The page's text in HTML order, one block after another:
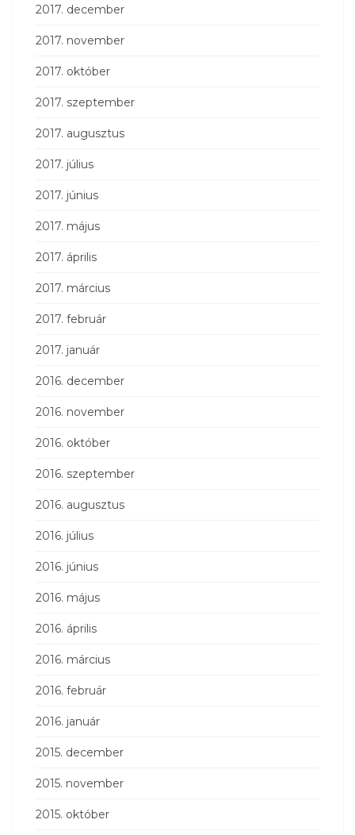
2017. december
2017. november
2017. október
2017. szeptember
2017. augusztus
2017. július
2017. június
2017. május
2017. április
2017. március
2017. február
2017. január
2016. december
2016. november
2016. október
2016. szeptember
2016. augusztus
2016. július
2016. június
2016. május
2016. április
2016. március
2016. február
2016. január
2015. december
2015. november
2015. október